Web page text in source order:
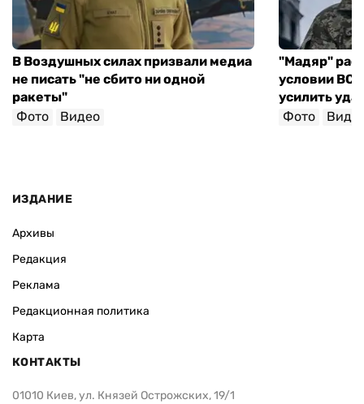
В Воздушных силах призвали медиа
не писать "не сбито ни одной
ракеты"
Фото
Видео
"Мадяр"
условии
усилить
Фото
ИЗДАНИЕ
Архивы
Редакция
Реклама
Редакционная политика
Карта
КОНТАКТЫ
01010 Киев, ул. Князей Острожских, 19/1